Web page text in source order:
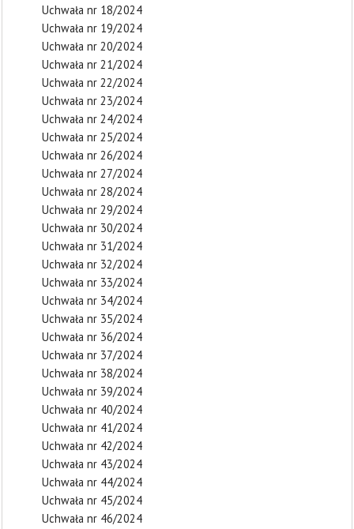
Uchwała nr 18/2024
Uchwała nr 19/2024
Uchwała nr 20/2024
Uchwała nr 21/2024
Uchwała nr 22/2024
Uchwała nr 23/2024
Uchwała nr 24/2024
Uchwała nr 25/2024
Uchwała nr 26/2024
Uchwała nr 27/2024
Uchwała nr 28/2024
Uchwała nr 29/2024
Uchwała nr 30/2024
Uchwała nr 31/2024
Uchwała nr 32/2024
Uchwała nr 33/2024
Uchwała nr 34/2024
Uchwała nr 35/2024
Uchwała nr 36/2024
Uchwała nr 37/2024
Uchwała nr 38/2024
Uchwała nr 39/2024
Uchwała nr 40/2024
Uchwała nr 41/2024
Uchwała nr 42/2024
Uchwała nr 43/2024
Uchwała nr 44/2024
Uchwała nr 45/2024
Uchwała nr 46/2024